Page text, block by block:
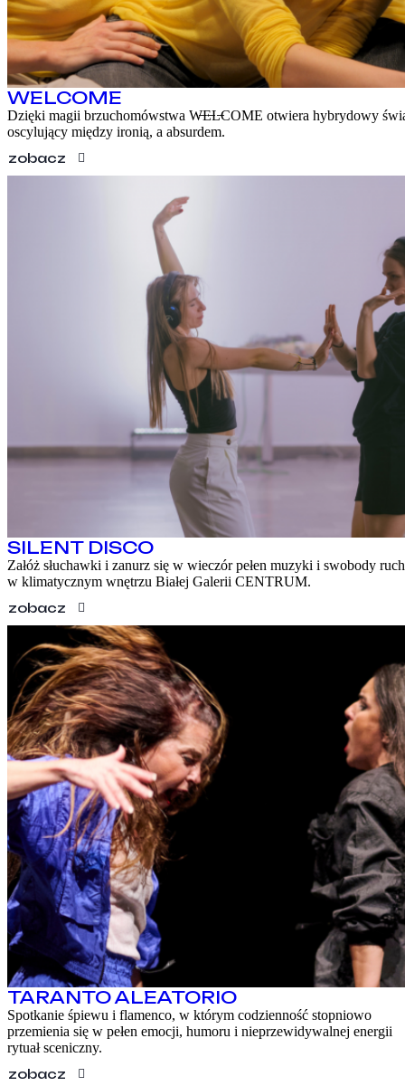
WELCOME
Dzięki magii brzuchomówstwa W̶E̶L̶COME otwiera hybrydowy
oscylujący między ironią, a absurdem.
zobacz
SILENT DISCO
Załóż słuchawki i zanurz się w wieczór pełen muzyki i swobody
w klimatycznym wnętrzu Białej Galerii CENTRUM.
zobacz
TARANTO ALEATORIO
Spotkanie śpiewu i flamenco, w którym codzienność stopniowo
przemienia się w pełen emocji, humoru i nieprzewidywalnej energii
rytuał sceniczny.
zobacz